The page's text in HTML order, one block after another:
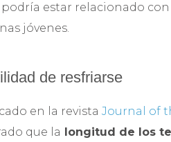
estar relacionado
jóvenes.
de resfriarse
en la revista Journal of
que la longitud de los